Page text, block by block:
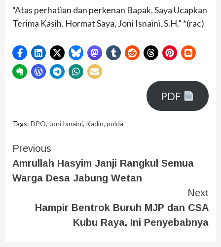
“Atas perhatian dan perkenan Bapak, Saya Ucapkan
Terima Kasih. Hormat Saya, Joni Isnaini, S.H.” *(rac)
PDF
Tags: DPO, Joni Isnaini, Kadin, polda
Previous
Amrullah Hasyim Janji Rangkul Semua
Warga Desa Jabung Wetan
Next
Hampir Bentrok Buruh MJP dan CSA
Kubu Raya, Ini Penyebabnya